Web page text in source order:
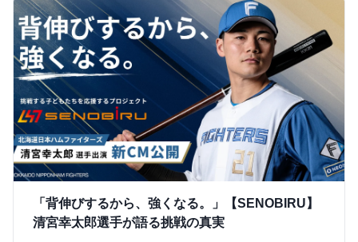
「背伸びするから、強くなる。」【SENOBIRU】
清宮幸太郎選手が語る挑戦の真実